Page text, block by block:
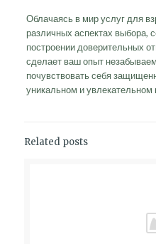
Облачаясь в мир услуг для
различных аспектах выбора,
построении доверительных
сделает ваш опыт
почувствовать себя
уникальном и увлекательном
Related posts